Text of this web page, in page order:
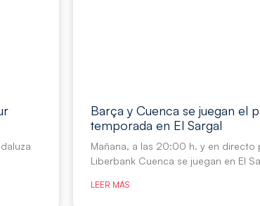
Barça y Cuenca se juegan el
temporada en El Sargal
Mañana, a las 20:00 h. y en directo
Liberbank Cuenca se juegan en El
LEER MÁS